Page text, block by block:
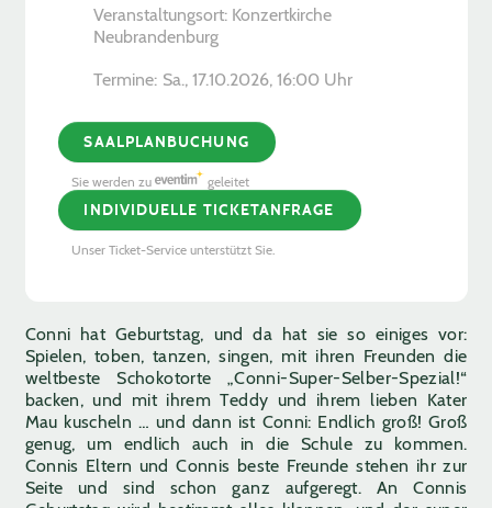
Conni hat Geburtstag, und da hat sie so einiges vor:
Spielen, toben, tanzen, singen, mit ihren Freunden die
weltbeste Schokotorte „Conni-Super-Selber-Spezial!“
backen, und mit ihrem Teddy und ihrem lieben Kater
Mau kuscheln … und dann ist Conni: Endlich groß! Groß
genug, um endlich auch in die Schule zu kommen.
Connis Eltern und Connis beste Freunde stehen ihr zur
Seite und sind schon ganz aufgeregt. An Connis
Veranstaltungsort: Konzertkirche
Neubrandenburg
Termine: Sa., 17.10.2026, ­16:00 Uhr
SAALPLANBUCHUNG
Sie werden zu geleitet
INDIVIDUELLE TICKETANFRAGE
Unser Ticket-Service unterstützt Sie.